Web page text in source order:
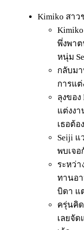
Kimiko สาว
พึ่งพา
หนุ่ม
กลับม
การแ
ลุงของ
แต่งง
เธอต้
Seiji แ
พบเจอ
ระหว่า
ทานอ
บิดา แ
ครุ่นคิ
เลยจั